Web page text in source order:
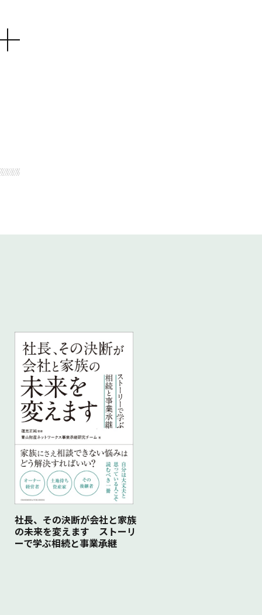
社長、その決断が会社と家族
の未来を変えます ストーリ
ーで学ぶ相続と事業承継